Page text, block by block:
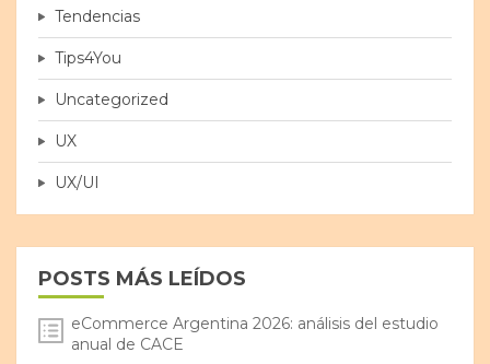
Tendencias
Tips4You
Uncategorized
UX
UX/UI
POSTS MÁS LEÍDOS
eCommerce Argentina 2026: análisis del estudio
anual de CACE